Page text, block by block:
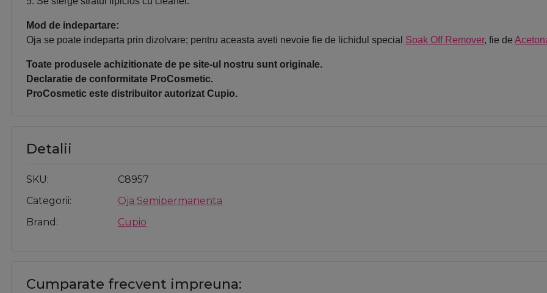
Mod de indepartare:
Oja se poate indeparta prin dizolvare; pentru aceasta aveti nevoie fie de lichidul special Soak Off Remover, fie de
Toate produsele achizitionate de pe site-ul nostru sunt originale.
Declaratie de conformitate ProCosmetic.
ProCosmetic este distribuitor autorizat Cupio.
Detalii
SKU
C8957
Categorii
Oja Semipermanenta
Brand
Cupio
Cumparate frecvent impreuna: